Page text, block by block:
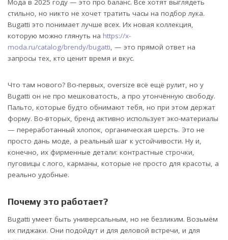
Мода в 2025 году — это про баланс. Все хотят выглядеть
стильно, но никто не хочет тратить часы на подбор лука.
Bugatti это понимает лучше всех. Их новая коллекция,
которую можно глянуть на https://x-
moda.ru/catalog/brendy/bugatti, — это прямой ответ на
запросы тех, кто ценит время и вкус.
Что там нового? Во-первых, oversize всё ещё рулит, но у
Bugatti он не про мешковатость, а про утончённую свободу.
Пальто, которые будто обнимают тебя, но при этом держат
форму. Во-вторых, бренд активно использует эко-материалы
— переработанный хлопок, органическая шерсть. Это не
просто дань моде, а реальный шаг к устойчивости. Ну и,
конечно, их фирменные детали: контрастные строчки,
пуговицы с лого, карманы, которые не просто для красоты, а
реально удобные.
Почему это работает?
Bugatti умеет быть универсальным, но не безликим. Возьмём
их пиджаки. Они подойдут и для деловой встречи, и для